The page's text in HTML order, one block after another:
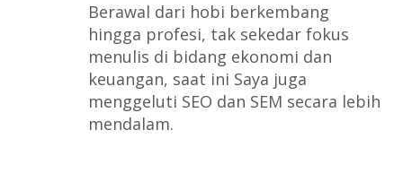
Berawal dari hobi berkembang
hingga profesi, tak sekedar fokus
menulis di bidang ekonomi dan
keuangan, saat ini Saya juga
menggeluti SEO dan SEM secara lebih
mendalam.